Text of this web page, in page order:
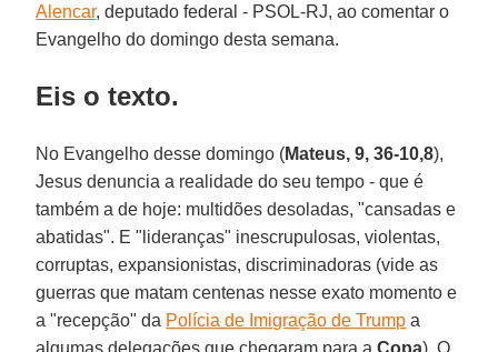
Alencar, deputado federal - PSOL-RJ, ao comentar o
Evangelho do domingo desta semana.
Eis o texto.
No Evangelho desse domingo (Mateus, 9, 36-10,8),
Jesus denuncia a realidade do seu tempo - que é
também a de hoje: multidões desoladas, "cansadas e
abatidas". E "lideranças" inescrupulosas, violentas,
corruptas, expansionistas, discriminadoras (vide as
guerras que matam centenas nesse exato momento e
a "recepção" da Polícia de Imigração de Trump a
algumas delegações que chegaram para aCopa). O